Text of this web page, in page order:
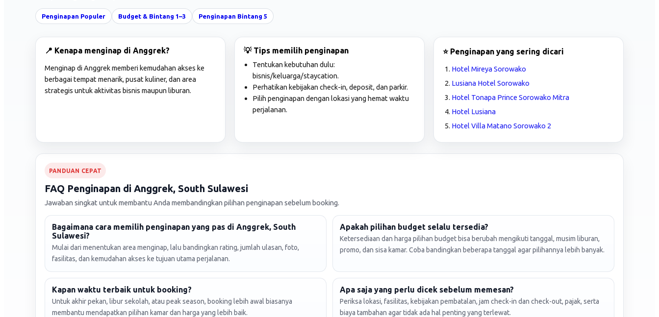
Penginapan Populer Budget & Bintang 1–3 Penginapan Bintang 5
📍 Kenapa menginap di Anggrek?
Menginap di Anggrek memberi kemudahan akses ke
berbagai tempat menarik, pusat kuliner, dan area
strategis untuk aktivitas bisnis maupun liburan.
💡 Tips memilih penginapan
Tentukan kebutuhan dulu:
bisnis/keluarga/staycation.
Perhatikan kebijakan check-in, deposit, dan parkir.
Pilih penginapan dengan lokasi yang hemat waktu
perjalanan.
⭐ Penginapan yang sering dicari
Hotel Mireya Sorowako
Lusiana Hotel Sorowako
Hotel Tonapa Prince Sorowako Mitra
Hotel Lusiana
Hotel Villa Matano Sorowako 2
PANDUAN CEPAT
FAQ Penginapan di Anggrek, South Sulawesi
Jawaban singkat untuk membantu Anda membandingkan pilihan penginapan sebelum booking.
Bagaimana cara memilih penginapan yang pas di Anggrek, South
Sulawesi?
Mulai dari menentukan area menginap, lalu bandingkan rating, jumlah ulasan, foto,
fasilitas, dan kemudahan akses ke tujuan utama perjalanan.
Apakah pilihan budget selalu tersedia?
Ketersediaan dan harga pilihan budget bisa berubah mengikuti tanggal, musim liburan,
promo, dan sisa kamar. Coba bandingkan beberapa tanggal agar pilihannya lebih banyak.
Kapan waktu terbaik untuk booking?
Untuk akhir pekan, libur sekolah, atau peak season, booking lebih awal biasanya
membantu mendapatkan pilihan kamar dan harga yang lebih baik.
Apa saja yang perlu dicek sebelum memesan?
Periksa lokasi, fasilitas, kebijakan pembatalan, jam check-in dan check-out, pajak, serta
biaya tambahan agar tidak ada hal penting yang terlewat.